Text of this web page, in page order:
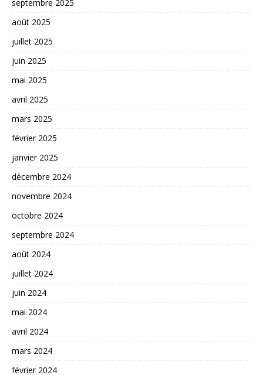
septembre 2025
août 2025
juillet 2025
juin 2025
mai 2025
avril 2025
mars 2025
février 2025
janvier 2025
décembre 2024
novembre 2024
octobre 2024
septembre 2024
août 2024
juillet 2024
juin 2024
mai 2024
avril 2024
mars 2024
février 2024